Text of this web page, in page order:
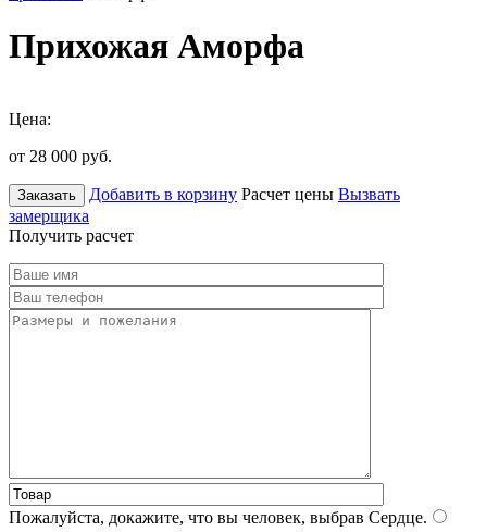
Прихожая Аморфа
Цена:
от 28 000 руб.
Заказать Добавить в корзину Расчет цены Вызвать
замерщика
Получить расчет
Пожалуйста, докажите, что вы человек, выбрав Сердце.